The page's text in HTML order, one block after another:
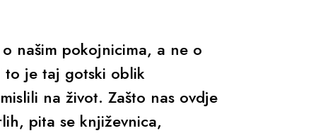
našim pokojnicima, a ne o
to je taj gotski oblik
na život. Zašto nas ovdje
pita se književnica,